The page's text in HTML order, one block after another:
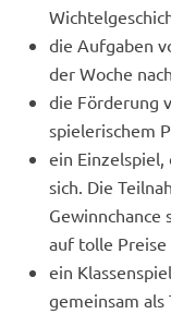
die Aufgaben
der Woche
die Förderung
spielerischem
ein
sich. Die
auf tolle Preise
ein
gemeinsam